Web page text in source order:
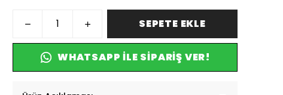
SEPETE EKLE
WHATSAPP ILE SIPARIŞ VER!